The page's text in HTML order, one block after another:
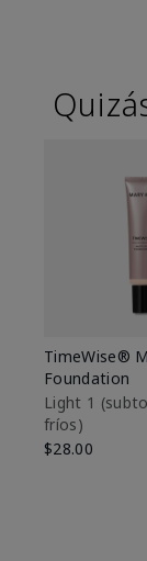
TimeWise®
Foundation
Light 1​
fríos)
$28.00